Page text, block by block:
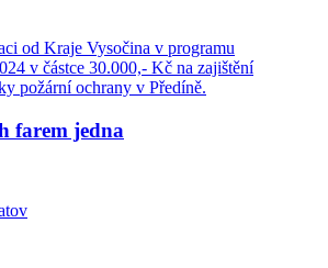
od Kraje Vysočina v programu
v částce 30.000,- Kč na zajištění
požární ochrany v Předíně.
farem jedna